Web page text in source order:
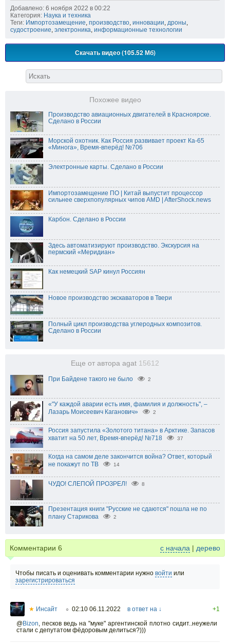
Добавлено: 6 ноября 2022 в 00:22
Категория: Наука и техника
Теги: Импортозамещение, производство, инновации, дроны,
судостроение, электроника, информационные технологии
Скачать видео (105.52 Мб)
Похожее видео
Производство авиационных двигателей в Красноярске.
Сделано в России
Морской охотник. Как Россия развивает проект Ка-65
«Минога», Время-вперёд! №706
Электронные карты. Сделано в России
Импортозамещение ПО | Китай выпустит процессор
сильнее сверхпопулярных чипов AMD | AfterShock.news
Карбон. Сделано в России
Здесь автоматизируют производство. Экскурсия на
пермский «Меридиан»
Как немецкий SAP кинул Россиян
Новое производство экскаваторов в Твери
Полный цикл производства углеродных композитов.
Сделано в России
Еще от автора agat 15612
При Байдене такого не было 2
«"У каждой аварии есть имя, фамилия и должность", –
Лазарь Моисеевич Каганович»
2
Россия запустила «Золотого титана» в Арктике. Запасов
хватит на 50 лет, Время-вперёд! №718
37
Когда на самом деле закончится война? Ответ, который
не покажут по ТВ
14
ЧУДО! СЛЕПОЙ ПРОЗРЕЛ! 8
Презентация книги "Русские не сдаются" пошла не по
плану Старикова
2
Комментарии 6 с начала | дерево
Чтобы писать и оценивать комментарии нужно войти или
зарегистрироваться
★ Инсайт ○ 02:10 06.11.2022 в ответ на ↓
+1
@Bizon, песков ведь на "муке" аргентинской плотно сидит..неужели
стали с депутатом фёдоровым делиться?)))